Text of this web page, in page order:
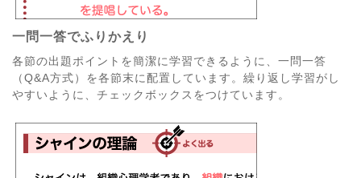
一問一答でふりかえり
各節の出題ポイントを簡潔に学習できるように、一問一答
（Q&A方式）を各節末に配置しています。繰り返し学習がし
やすいように、チェックボックスをつけています。